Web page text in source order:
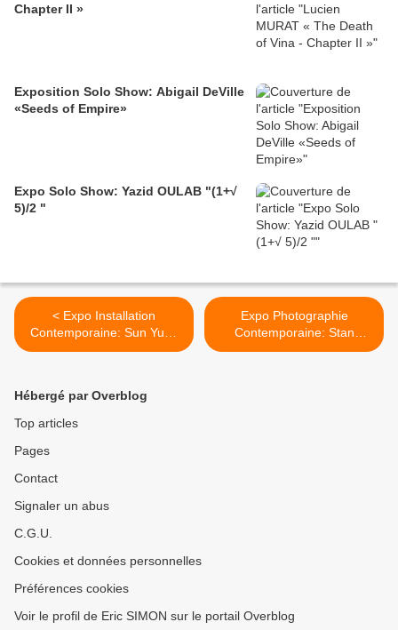
Chapter II »
Exposition Solo Show: Abigail DeVille
«Seeds of Empire»
Expo Solo Show: Yazid OULAB "(1+√
5)/2 "
< Expo Installation
Contemporaine: Sun Yuan
& Peng Yu " Dear "
Expo Photographie
Contemporaine: Stan
DOUGLAS "Abandon et
Hébergé par Overblog
Top articles
Pages
Contact
Signaler un abus
C.G.U.
Cookies et données personnelles
Préférences cookies
Voir le profil de Eric SIMON sur le portail Overblog